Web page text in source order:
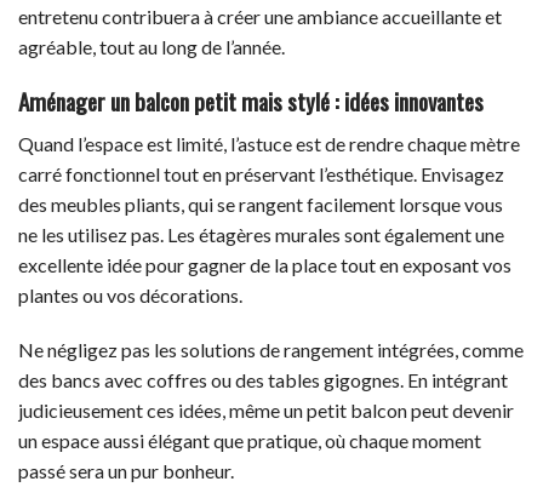
entretenu contribuera à créer une ambiance accueillante et
agréable, tout au long de l’année.
Aménager un balcon petit mais stylé : idées innovantes
Quand l’espace est limité, l’astuce est de rendre chaque mètre
carré fonctionnel tout en préservant l’esthétique. Envisagez
des meubles pliants, qui se rangent facilement lorsque vous
ne les utilisez pas. Les étagères murales sont également une
excellente idée pour gagner de la place tout en exposant vos
plantes ou vos décorations.
Ne négligez pas les solutions de rangement intégrées, comme
des bancs avec coffres ou des tables gigognes. En intégrant
judicieusement ces idées, même un petit balcon peut devenir
un espace aussi élégant que pratique, où chaque moment
passé sera un pur bonheur.